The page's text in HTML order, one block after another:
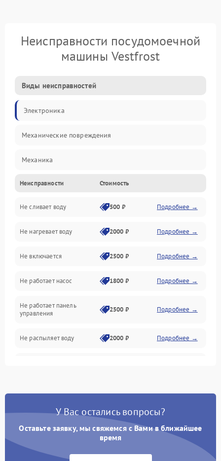
Неисправности посудомоечной
машины Vestfrost
Виды неисправностей
Электроника
Механические повреждения
Механика
Управление
Электропитание
Датчики
Нагрев
Вода
Гигиена
Программное обеспечение
Неисправности Стоимость
Не сливает воду 500 ₽ Подробнее →
Не нагревает воду 2000 ₽ Подробнее →
Не включается 2500 ₽ Подробнее →
Не работает насос 1800 ₽ Подробнее →
Не работает панель
управления
2500 ₽ Подробнее →
Не распыляет воду 2000 ₽ Подробнее →
Проблемы с набором
Не работает сушилка 2100 ₽ Подробнее →
Сбои в работе таймера 1700 ₽
У Вас остались вопросы?
Оставьте заявку, мы свяжемся с Вами в ближайшее
время